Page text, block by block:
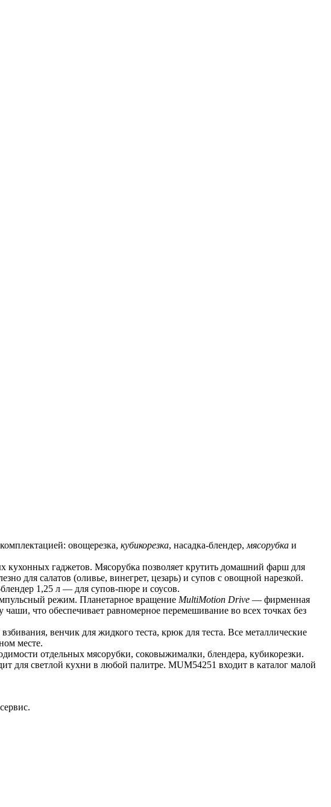
овощерезка, кубикорезка, насадка-блендер, мясорубка
кухонных гаджетов. Мясорубка позволяет крутить домашний фарш для
для салатов (оливье, винегрет, цезарь) и супов с овощной нарезкой.
1,25 л — для супов-пюре и соусов.
режим. Планетарное вращение MultiMotion Drive — фирменная
что обеспечивает равномерное перемешивание во всех точках без
венчик для жидкого теста, крюк для теста. Все металлические
месте.
отдельных мясорубки, соковыжималки, блендера, кубикорезки.
для светлой кухни в любой палитре. MUM54251 входит в каталог малой